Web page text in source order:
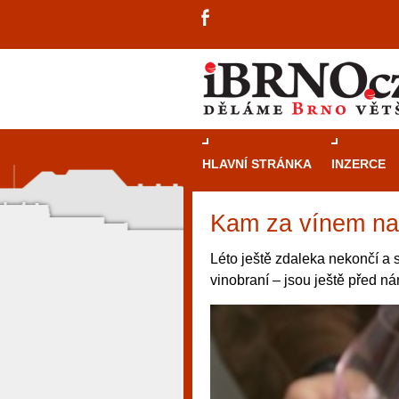
HLAVNÍ STRÁNKA INZERCE
Kam za vínem
Léto ještě zdaleka nekončí a
vinobraní – jsou ještě před
návštěvníky, tak pro příležitostné